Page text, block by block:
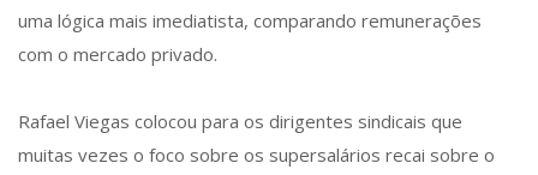
uma lógica mais imediatista, comparando remunerações
com o mercado privado.
Rafael Viegas colocou para os dirigentes sindicais que
muitas vezes o foco sobre os supersalários recai sobre o